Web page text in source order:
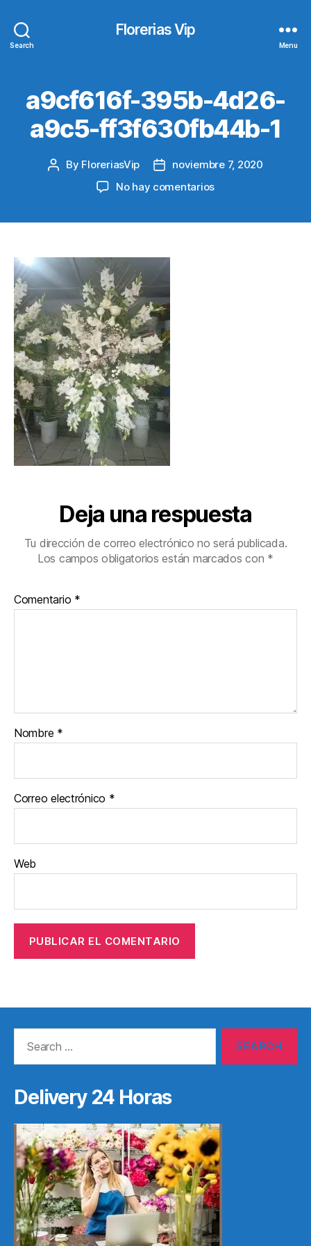
Search
Florerias Vip
Menu
a9cf616f-395b-4d26-
a9c5-ff3f630fb44b-1
Post
By FloreriasVip
Postnoviembre 7, 2020
No hay comentariosen
Deja una respuesta
Tu dirección de correo electrónico no será publicada.
Los campos obligatorios están marcados con *
Comentario *
Nombre *
Correo electrónico *
Web
Delivery 24 Horas